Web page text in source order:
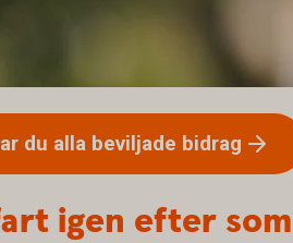
igen efter
du alla beviljade bidrag